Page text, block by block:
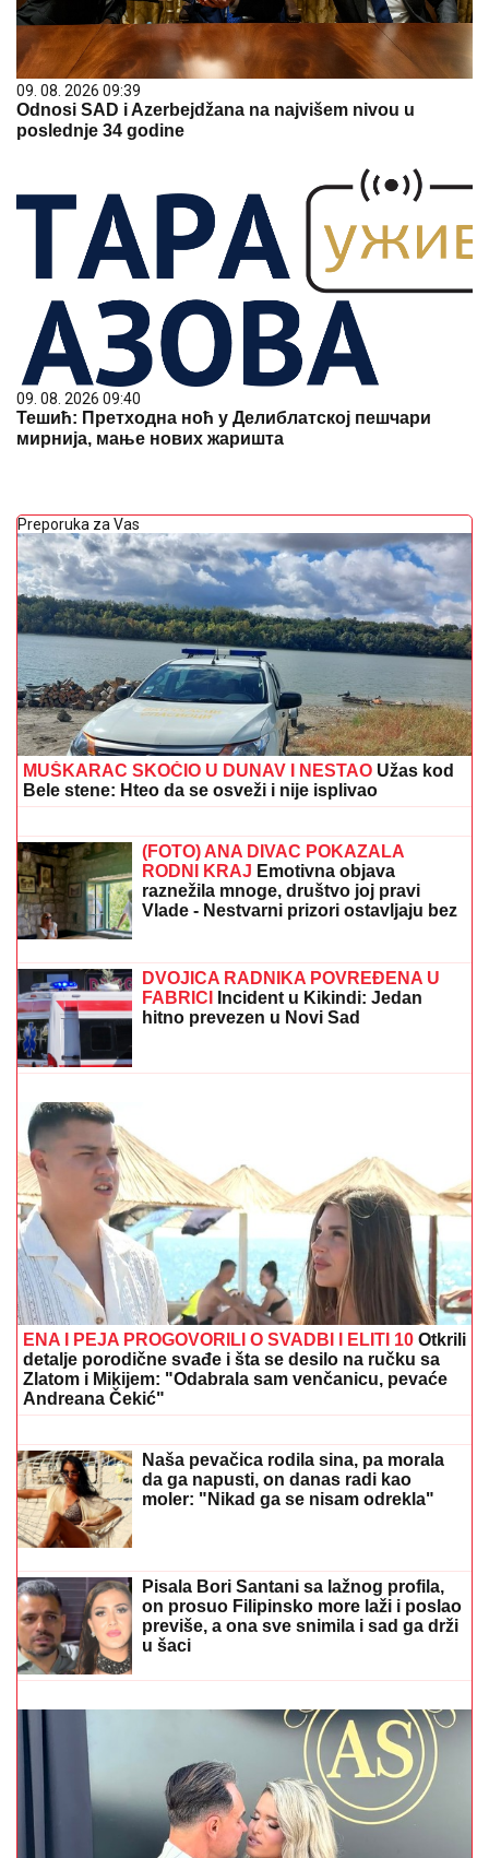
09. 08. 2026 09:39
Odnosi SAD i Azerbejdžana na najvišem nivou u
poslednje 34 godine
09. 08. 2026 09:40
Тешић: Претходна ноћ у Делиблатској пешчари
мирнија, мање нових жаришта
Preporuka za Vas
MUŠKARAC SKOČIO U DUNAV I NESTAO Užas kod
Bele stene: Hteo da se osveži i nije isplivao
ŠTAPOM UDARIO DIREKTNO U
GLAVU!Jezivo nasilje u porodici:
Istrčala na ulicu u panici, nasilnik je
stigao, prolaznici sprečili katastrofu
raznežila mnoge, društvo joj pravi
Vlade - Nestvarni prizori ostavljaju bez
daha: "Povratak korenima"
MARINA VISKOVIĆ U NIKAD SMELIJEM STAJLINGU!
Ukaubojkama i sa bezobraznim prorezom na suknji
pokazala izvajane noge, a onda je sevnulo i više nego
što je planirala (Foto)
DVOJICA RADNIKA POVREĐENA U
FABRICIIncident u Kikindi: Jedan
hitno prevezen u Novi Sad
STRAVIČNA NESREĆA KOD
JASENOVIKA! Strahuje se da IMA
POVREĐENIH, sve vrvi od policije i
ENA I PEJA PROGOVORILI O SVADBI I ELITI 10Otkrili
detalje porodične svađe i šta se desilo na ručku sa
Zlatom i Mikijem: "Odabrala sam venčanicu, pevaće
Andreana Čekić"